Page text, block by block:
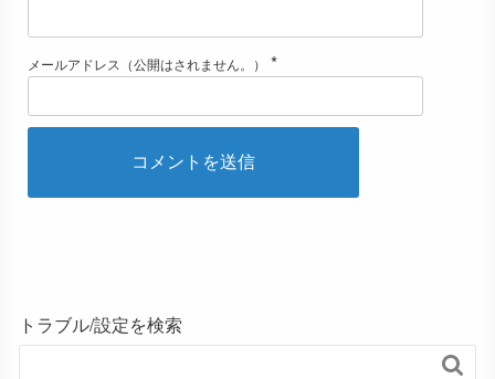
メールアドレス（公開はされません。） *
トラブル/設定を検索
